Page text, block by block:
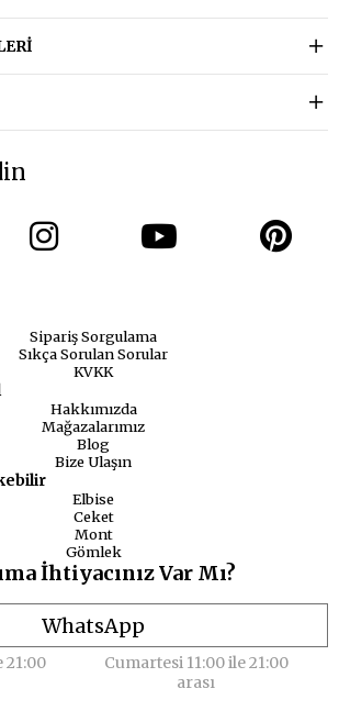
Sipariş Sorgulama
Sıkça Sorulan Sorular
KVKK
Hakkımızda
Mağazalarımız
Blog
Bize Ulaşın
Çekebilir
Elbise
Ceket
Mont
Gömlek
İhtiyacınız Var Mı?
WhatsApp
21:00
Cumartesi 11:00 ile 21:00
arası